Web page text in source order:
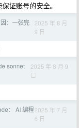
证账号的安全。
：一张完
2025 年 8 月
9 日
sonnet
2025 年 8 月 9
日
： AI 编程2025 年 7 月
6 日